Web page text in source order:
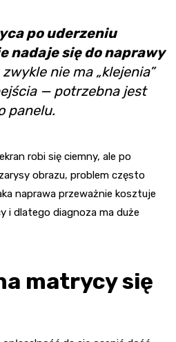
po uderzeniu
nadaje się do naprawy
zwykle nie ma „klejenia”
— potrzebna jest
panelu.
robi się ciemny, ale po
obrazu, problem często
naprawa przeważnie kosztuje
i dlatego diagnoza ma duże
matrycy się